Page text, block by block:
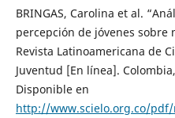
BRINGAS, Carolina et al.
percepción de jóvenes sobre
Revista Latinoamericana de
Juventud [En línea].
Disponible en
http://www.scielo.org.co/